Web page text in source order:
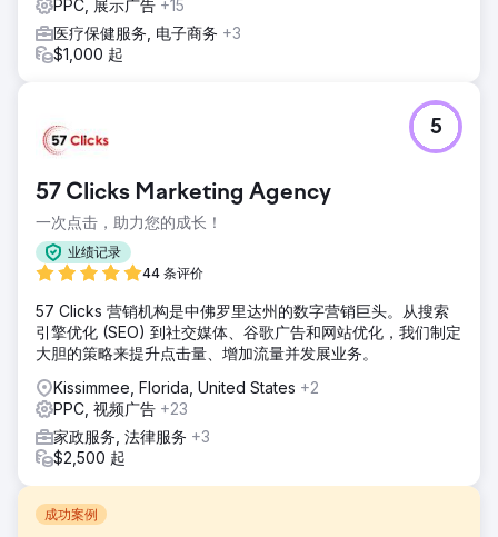
PPC, 展示广告 +15
医疗保健服务, 电子商务 +3
$1,000 起
57 Clicks Marketing Agency
一次点击，助力您的成长！
业绩记录
44 条评价
5
57 Clicks 营销机构是中佛罗里达州的数字营销巨头。从搜索
引擎优化 (SEO) 到社交媒体、谷歌广告和网站优化，我们制定
大胆的策略来提升点击量、增加流量并发展业务。
Kissimmee, Florida, United States +2
PPC, 视频广告 +23
家政服务, 法律服务 +3
$2,500 起
成功案例